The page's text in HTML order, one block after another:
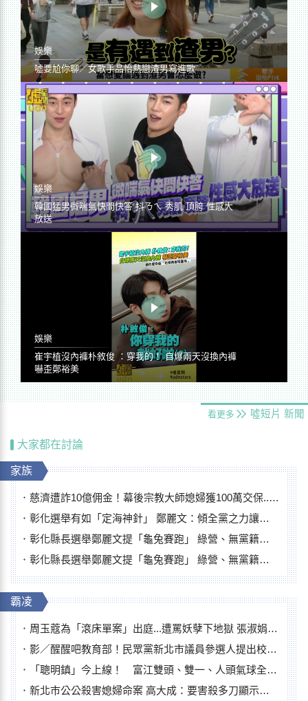
娛樂
噓要尬你聊／女歌手品怡熱戀渣男寫進歌
娛樂
韓國猛男微喘氣快問快答 抖ㄋㄟ 秀肌 頂胯 性感大
放送
娛樂
崔宇植沒內褲朴敘俊 ：穿我的！ 自爆兩天沒換內褲
嚇歪鄭裕美
看更多 噓短片 新聞
大家都在討論
家族
慈濟遭詐10億佣金！幕後宗教大師媳婦獲100萬交保...快步奔離不發一語
彰化選舉有如「定海神針」 鄭麗文：傾全黨之力讓彰化贏
彰化縣長選舉鄭麗文提「龜兔賽跑」 綠營、無黨籍忙否認是烏龜
彰化縣長選舉鄭麗文提「龜兔賽跑」 綠營、無黨籍忙否認是烏龜
霸凌
周玉蔻為「滾床單案」出庭...遭罵妖孽下地獄 張淑娟批：舌頭殺人有罪
影／醒醒吧教育部！民眾黨新北市議員參選人提出校園反毒防線升級政見
「聰明鎮」今上線！ 富江雙頭、雙一、人頭氣球全登場
新北市公公殺害媳婦命案 高大成：要害殺多刀顯示怨恨深